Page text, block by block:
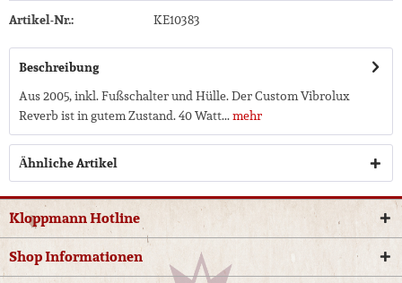
Artikel-Nr.: KE10383
Beschreibung
Aus 2005, inkl. Fußschalter und Hülle. Der Custom Vibrolux
Reverb ist in gutem Zustand. 40 Watt...mehr
Ähnliche Artikel
Kloppmann Hotline
Shop Informationen